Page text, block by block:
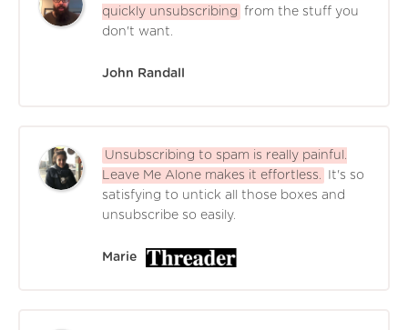
quickly unsubscribing from the stuff you
don't want.
John Randall
Unsubscribing to spam is really painful.
Leave Me Alone makes it effortless.
It's so
satisfying to untick all those boxes and
unsubscribe so easily.
Marie